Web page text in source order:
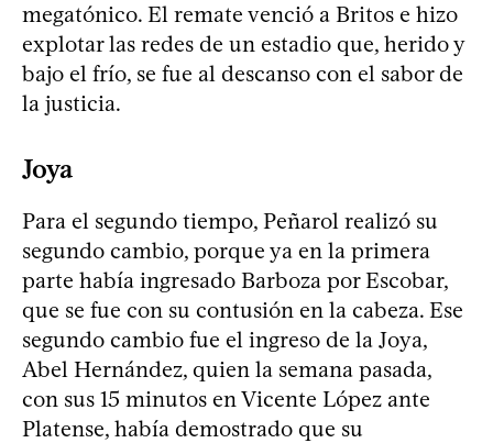
megatónico. El remate venció a Britos e hizo
explotar las redes de un estadio que, herido y
bajo el frío, se fue al descanso con el sabor de
la justicia.
Joya
Para el segundo tiempo, Peñarol realizó su
segundo cambio, porque ya en la primera
parte había ingresado Barboza por Escobar,
que se fue con su contusión en la cabeza. Ese
segundo cambio fue el ingreso de la Joya,
Abel Hernández, quien la semana pasada,
con sus 15 minutos en Vicente López ante
Platense, había demostrado que su